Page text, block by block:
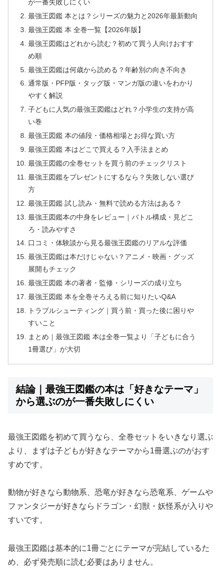
が一番失敗しにくい
最強王図鑑 本とは？シリーズの魅力と2026年最新動向
最強王図鑑 本 全巻一覧【2026年版】
最強王図鑑はどれから読む？初めて買う人向けおすす
め順
最強王図鑑は何歳から読める？年齢別の向き不向き
通常版・PFP版・タッグ版・マンガ版の違いをわかり
やすく解説
子どもに人気の最強王図鑑はどれ？小学生の支持が高
い巻
最強王図鑑 本の値段・価格相場とお得な買い方
最強王図鑑 本はどこで買える？入手法まとめ
最強王図鑑の全巻セットを買う前のチェックリスト
最強王図鑑をプレゼントにするなら？失敗しない選び
方
最強王図鑑 試し読み・無料で読める方法はある？
最強王図鑑本の中身をレビュー｜バトル構成・見どこ
ろ・読みやすさ
口コミ・体験談から見る最強王図鑑のリアルな評価
最強王図鑑は本だけじゃない？アニメ・映画・グッズ
展開もチェック
最強王図鑑 本の著者・監修・シリーズの成り立ち
最強王図鑑 本を全巻そろえる前に知りたいQ&A
トラブルシューティング｜買う前・買った後に困りや
すいこと
まとめ｜最強王図鑑 本は全巻一覧より「子どもに合う
1冊選び」が大切
結論｜最強王図鑑の本は「好きなテーマ」
から選ぶのが一番失敗しにくい
最強王図鑑を初めて買うなら、全巻セットをいきなり選ぶ
より、まずは子どもが好きなテーマから1冊選ぶのがおす
すめです。
動物が好きなら動物系、恐竜が好きなら恐竜系、ゲームや
ファンタジーが好きならドラゴン・幻獣・妖怪系が入りや
すいです。
最強王図鑑は基本的に1冊ごとにテーマが完結しているた
め、必ず発売順に読む必要はありません。